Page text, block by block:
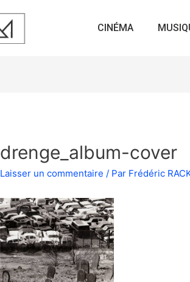
CINÉMA
drenge_album-cover
Laisser un commentaire / Par Frédéric